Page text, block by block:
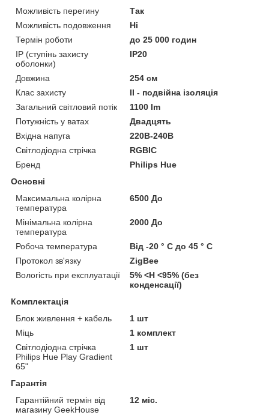
Можливість перегину
Так
Можливість подовження
Ні
Термін роботи
до 25 000 годин
IP (ступінь захисту
оболонки)
IP20
Довжина
254 см
Клас захисту
II - подвійна ізоляція
Загальний світловий потік
1100 lm
Потужність у ватах
Двадцять
Вхідна напуга
220В-240В
Світлодіодна стрічка
RGBIC
Бренд
Philips Hue
Основні
Максимальна колірна
температура
6500 До
Мінімальна колірна
температура
2000 До
Робоча температура
Від -20 ° C до 45 ° C
Протокол зв'язку
ZigBee
Вологість при експлуатації
5% <H <95% (без
конденсації)
Комплектація
Блок живлення + кабель
1 шт
Міць
1 комплект
Світлодіодна стрічка
Philips Hue Play Gradient
65"
1 шт
Гарантія
Гарантійний термін від
магазину GeekHouse
12 міс.